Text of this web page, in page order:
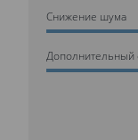
Cнижение шума
Дополнительный